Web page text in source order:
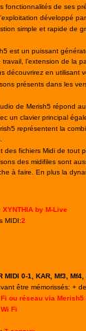
fonctionnalités de ses
développé
simple et rapide de
est un puissant
l’extension de la
découvrirez en utilisant
présents dans les
de Merish5 répond
un clavier principal
représentent la
des fichiers Midi de tout
des midifiles sont
à faire. En plus la
XYNTHIA by M-Live
MIDI:2
MIDI 0-1, KAR, Mf3, Mf4,
être mémorissés: + de
ou réseau via Merish5
Wi Fi